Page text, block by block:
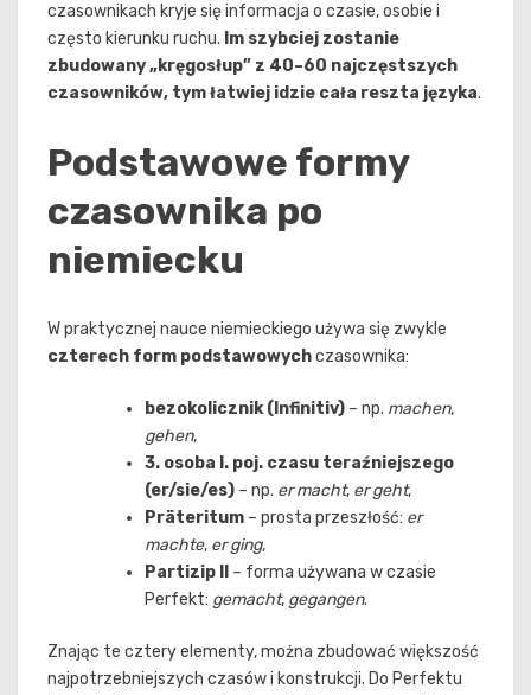
czasownikach kryje się informacja o czasie, osobie i
często kierunku ruchu. Im szybciej zostanie
zbudowany „kręgosłup” z 40–60 najczęstszych
czasowników, tym łatwiej idzie cała reszta języka.
Podstawowe formy
czasownika po
niemiecku
W praktycznej nauce niemieckiego używa się zwykle
czterech form podstawowychczasownika:
bezokolicznik (Infinitiv) – np. machen,
gehen,
3. osoba l. poj. czasu teraźniejszego
(er/sie/es) – np. er macht, er geht,
Präteritum – prosta przeszłość: er
machte, er ging,
Partizip II
– forma używana w czasie
Perfekt: gemacht, gegangen.
Znając te cztery elementy, można zbudować większość
najpotrzebniejszych czasów i konstrukcji. Do Perfektu